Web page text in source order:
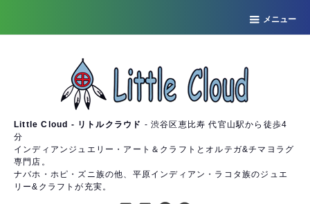
メニュー
Little Cloud - リトルクラウド - 渋谷区恵比寿 代官山駅から徒歩4
分
インディアンジュエリー・アート＆クラフトとオルテガ&チマヨラグ
専門店。
ナバホ・ホピ・ズニ族の他、平原インディアン・ラコタ族のジュエ
リー&クラフトが充実。